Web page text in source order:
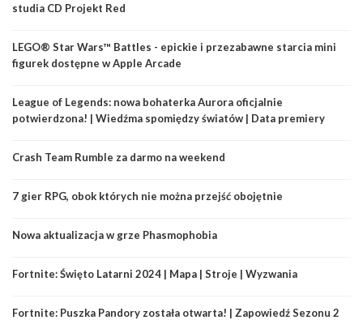
studia CD Projekt Red
LEGO® Star Wars™ Battles - epickie i przezabawne starcia mini
figurek dostępne w Apple Arcade
League of Legends: nowa bohaterka Aurora oficjalnie
potwierdzona! | Wiedźma spomiędzy światów | Data premiery
Crash Team Rumble za darmo na weekend
7 gier RPG, obok których nie można przejść obojętnie
Nowa aktualizacja w grze Phasmophobia
Fortnite: Święto Latarni 2024 | Mapa | Stroje | Wyzwania
Fortnite: Puszka Pandory została otwarta! | Zapowiedź Sezonu 2